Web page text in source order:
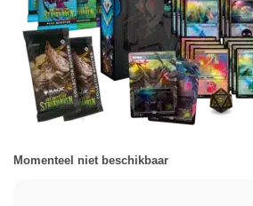
Momenteel niet beschikbaar